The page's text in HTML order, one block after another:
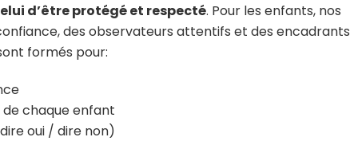
d’être protégé et respecté. Pour les enfants, nos
des observateurs attentifs et des encadrants
formés pour:
chaque enfant
oui / dire non)